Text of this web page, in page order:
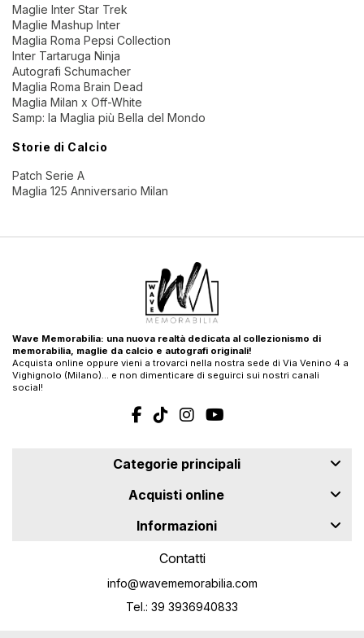
Maglie Inter Star Trek
Maglie Mashup Inter
Maglia Roma Pepsi Collection
Inter Tartaruga Ninja
Autografi Schumacher
Maglia Roma Brain Dead
Maglia Milan x Off-White
Samp: la Maglia più Bella del Mondo
Storie di Calcio
Patch Serie A
Maglia 125 Anniversario Milan
Wave Memorabilia: una nuova realtà dedicata al collezionismo di
memorabilia, maglie da calcio e autografi originali!
Acquista online oppure vieni a trovarci nella nostra sede di Via Venino 4 a
Vighignolo (Milano)… e non dimenticare di seguirci sui nostri canali
social!
Categorie principali
Acquisti online
Informazioni
Contatti
info@wavememorabilia.com
Tel.: 39 3936940833